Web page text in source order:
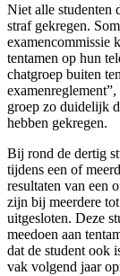
Niet alle studenten
straf gekregen.
examencommissie
tentamen op hun
chatgroep buiten
groep zo duidelijk
hebben gekregen.
Bij rond de dertig
tijdens een of
resultaten van een
zijn bij meerdere
uitgesloten. Deze
meedoen aan
dat de student ook
vak volgend jaar